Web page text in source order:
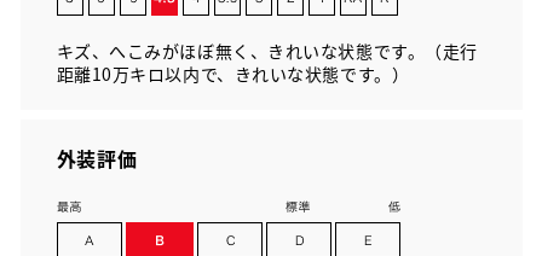
キズ、へこみがほぼ無く、きれいな状態です。（走行
距離10万キロ以内で、きれいな状態です。）
外装評価